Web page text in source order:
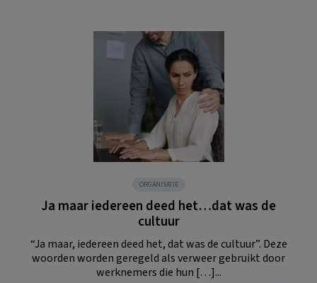
ORGANISATIE
Ja maar iedereen deed het…dat was de
cultuur
“Ja maar, iedereen deed het, dat was de cultuur”. Deze
woorden worden geregeld als verweer gebruikt door
werknemers die hun […]...